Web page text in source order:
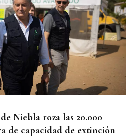
9Louro visitan A Rúa con los
Niebla roza las 20.000
de capacidad de extinción